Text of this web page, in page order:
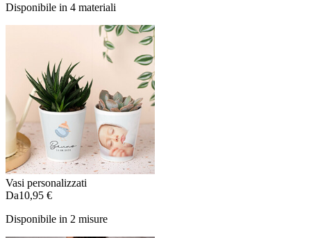
Disponibile in 4 materiali
Vasi personalizzati
Da10,95 €
Disponibile in 2 misure